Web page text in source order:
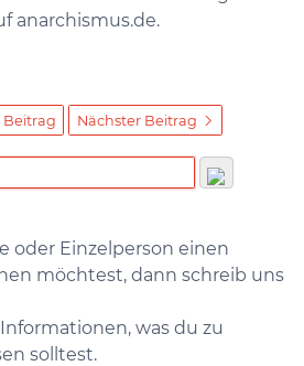
anarchismus.de.
Beitrag Nächster Beitrag
oder Einzelperson einen
möchtest, dann schreib uns
was du zu
solltest.